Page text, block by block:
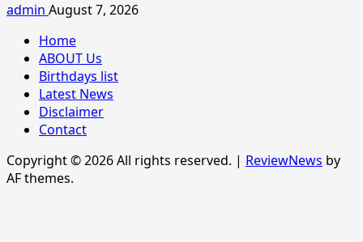
admin August 7, 2026
Home
ABOUT Us
Birthdays list
Latest News
Disclaimer
Contact
Copyright © 2026 All rights reserved. | ReviewNews by
AF themes.